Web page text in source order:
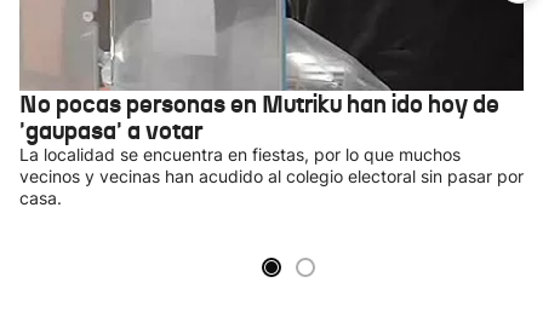
No pocas personas en Mutriku han ido hoy de
'gaupasa' a votar
La localidad se encuentra en fiestas, por lo que muchos
vecinos y vecinas han acudido al colegio electoral sin pasar por
casa.